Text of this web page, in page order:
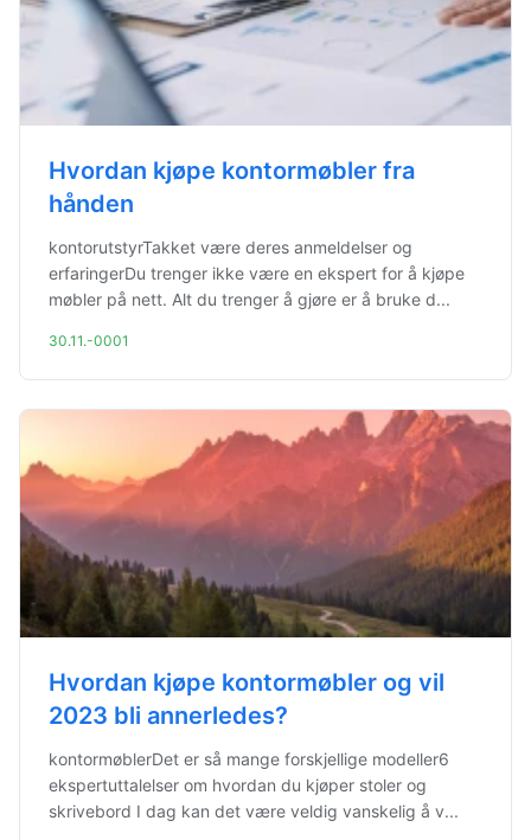
Hvordan kjøpe kontormøbler fra
hånden
kontorutstyrTakket være deres anmeldelser og
erfaringerDu trenger ikke være en ekspert for å kjøpe
møbler på nett. Alt du trenger å gjøre er å bruke d...
30.11.-0001
Hvordan kjøpe kontormøbler og vil
2023 bli annerledes?
kontormøblerDet er så mange forskjellige modeller6
ekspertuttalelser om hvordan du kjøper stoler og
skrivebord I dag kan det være veldig vanskelig å v...